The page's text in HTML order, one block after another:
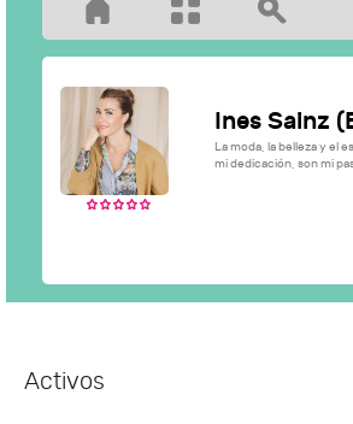
Ines Sainz
La moda, la belleza y el
mi dedicación, son mi
Activos